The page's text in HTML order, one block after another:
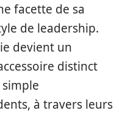
facette de sa
de leadership.
devient un
distinct
à travers leurs